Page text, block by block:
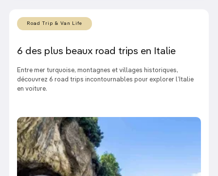
Road Trip & Van Life
6 des plus beaux road trips en Italie
Entre mer turquoise, montagnes et villages historiques,
découvrez 6 road trips incontournables pour explorer l’Italie
en voiture.